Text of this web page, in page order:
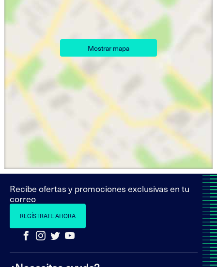
Mostrar mapa
Recibe ofertas y promociones exclusivas en tu
correo
REGÍSTRATE AHORA